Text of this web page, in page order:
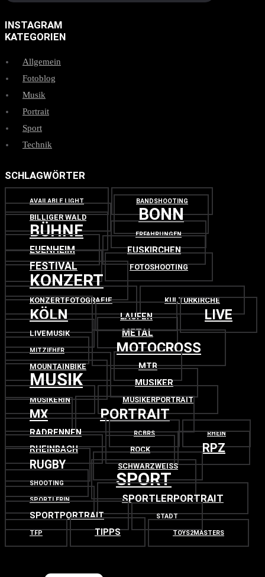
INSTAGRAM
KATEGORIEN
Allgemein
Fotoblog
Musik
Portrait
Sport
Technik
SCHLAGWÖRTER
AVAILABLE LIGHT BANDSHOOTING
BILLIGER WALD BONN
BÜHNE ERFAHRUNGEN
EUENHEIM EUSKIRCHEN
FESTIVAL FOTOSHOOTING
KONZERT
KONZERTFOTOGRAFIE KULTURKIRCHE
KÖLN LAUFEN LIVE
LIVEMUSIK METAL
MITZIEHER MOTOCROSS
MOUNTAINBIKE MTB
MUSIK MUSIKER
MUSIKERIN MUSIKERPORTRAIT
MX PORTRAIT
RADRENNEN RCBRS RHEIN
RHEINBACH ROCK RPZ
RUGBY SCHWARZWEISS
SHOOTING SPORT
SPORTLERIN SPORTLERPORTRAIT
SPORTPORTRAIT STADT
TFP TIPPS TOYS2MASTERS
OBEN